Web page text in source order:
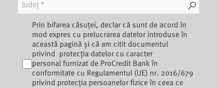
Prin bifarea căsuței, declar că sunt de acord în
mod expres cu prelucrarea datelor introduse în
această pagină și că am citit documentul
privind
protecția datelor cu caracter
personal furnizat de ProCredit Bank în
conformitate cu Regulamentul (UE) nr. 2016/679
privind protecția persoanelor fizice în ceea ce